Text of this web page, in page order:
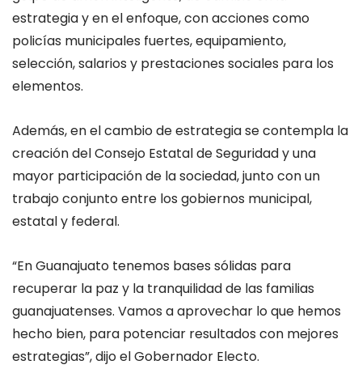
estrategia y en el enfoque, con acciones como
policías municipales fuertes, equipamiento,
selección, salarios y prestaciones sociales para los
elementos.
Además, en el cambio de estrategia se contempla la
creación del Consejo Estatal de Seguridad y una
mayor participación de la sociedad, junto con un
trabajo conjunto entre los gobiernos municipal,
estatal y federal.
“En Guanajuato tenemos bases sólidas para
recuperar la paz y la tranquilidad de las familias
guanajuatenses. Vamos a aprovechar lo que hemos
hecho bien, para potenciar resultados con mejores
estrategias”, dijo el Gobernador Electo.